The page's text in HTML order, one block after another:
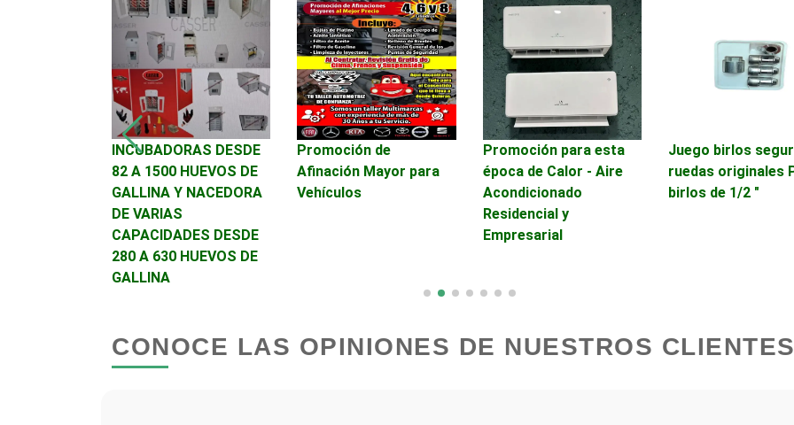
Autopartes Eléctricas Avaluos
Bancos Banquetes Bares y Cantinas
Basculas Bebidas
Bordados y Estampados Buceo
Cafeterías
Carnicerías
INCUBADORAS DESDE
82 A 1500 HUEVOS DE
GALLINA Y NACEDORA
DE VARIAS
CAPACIDADES DESDE
280 A 630 HUEVOS DE
GALLINA
Promoción de
Afinación Mayor para
Vehículos
Promoción para esta
época de Calor - Aire
Acondicionado
Residencial y
Empresarial
Juego birlos
ruedas originales
birlos de 1/2 "
CONOCE LAS OPINIONES DE NUESTROS